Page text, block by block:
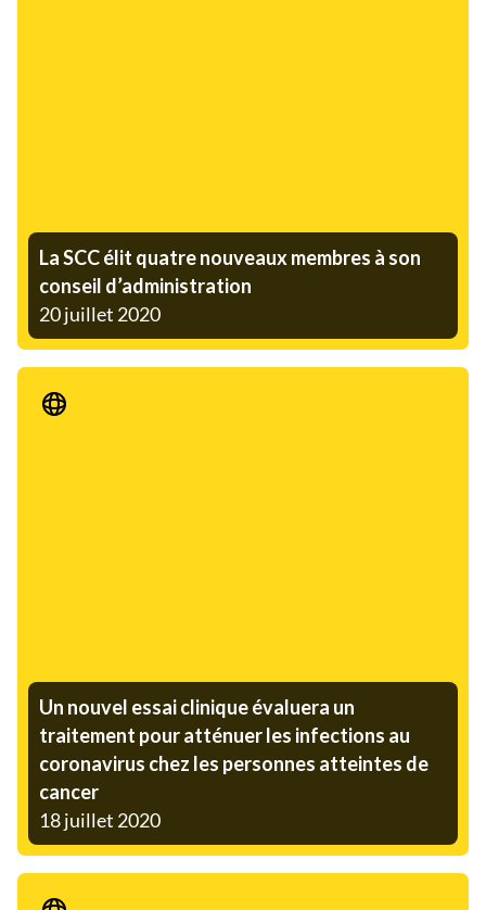
La SCC élit quatre nouveaux membres à son
conseil d’administration
20 juillet 2020
Communiqué de presse
Un nouvel essai clinique évaluera un
traitement pour atténuer les infections au
coronavirus chez les personnes atteintes de
cancer
18 juillet 2020